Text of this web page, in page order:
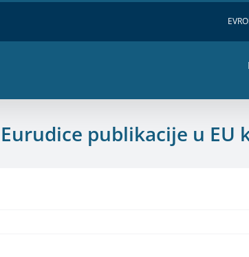
Eurudice publikacije u EU